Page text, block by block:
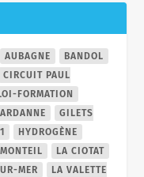
AUBAGNE
BANDOL
CIRCUIT PAUL
FORMATION
GILETS
HYDROGÈNE
LA CIOTAT
MER
LA VALETTE